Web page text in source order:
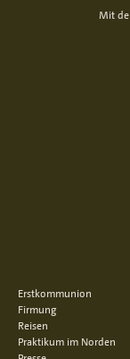
Mit
Erstkommunion
Firmung
Reisen
Praktikum im Norden